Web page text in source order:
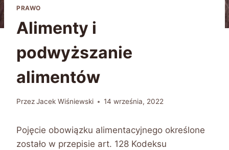
PRAWO
Alimenty i
podwyższanie
alimentów
PrzezJacek Wiśniewski 14 września, 2022
Pojęcie obowiązku alimentacyjnego określone
zostało w przepisie art. 128 Kodeksu